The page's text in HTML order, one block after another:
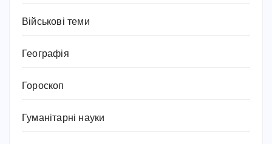
Військові теми
Географія
Гороскоп
Гуманітарні науки